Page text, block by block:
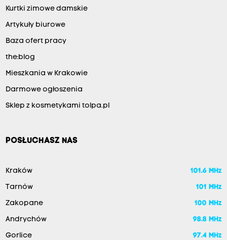
Kurtki zimowe damskie
Artykuły biurowe
Baza ofert pracy
the:blog
Mieszkania w Krakowie
Darmowe ogłoszenia
Sklep z kosmetykami tolpa.pl
POSŁUCHASZ NAS
Kraków 101.6 MHz
Tarnów 101 MHz
Zakopane 100 MHz
Andrychów 98.8 MHz
Gorlice 97.4 MHz